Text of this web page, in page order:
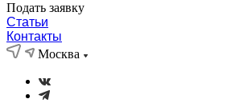
Подать заявку
Статьи
Контакты
Москва